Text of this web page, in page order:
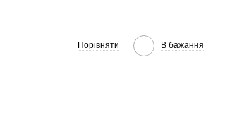
Порівняти В бажання